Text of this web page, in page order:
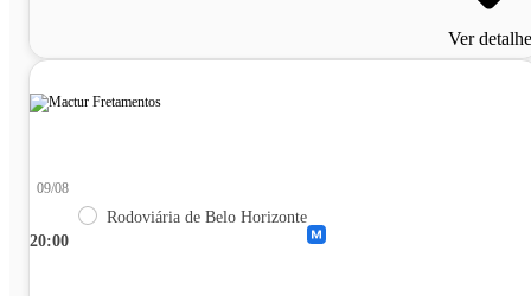
Ver
20:00
09/08
Rodoviária de Belo Horizonte